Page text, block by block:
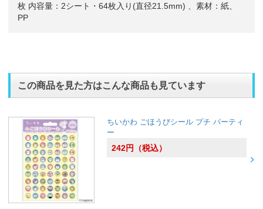
枚 内容量：2シート・64枚入り(直径21.5mm) 、素材：紙、
PP
この商品を見た方はこんな商品も見ています
ちいかわ ごほうびシール プチ パーティ
ー
242円 （税込）